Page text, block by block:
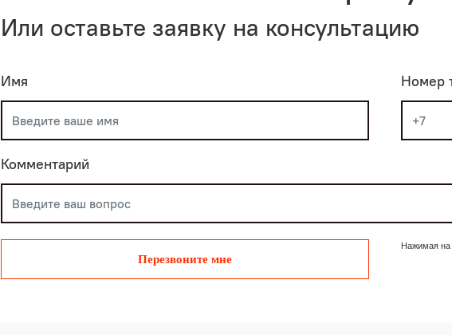
Или оставьте заявку на консультацию
Имя Номер
Комментарий
Перезвоните мне
Нажимая на